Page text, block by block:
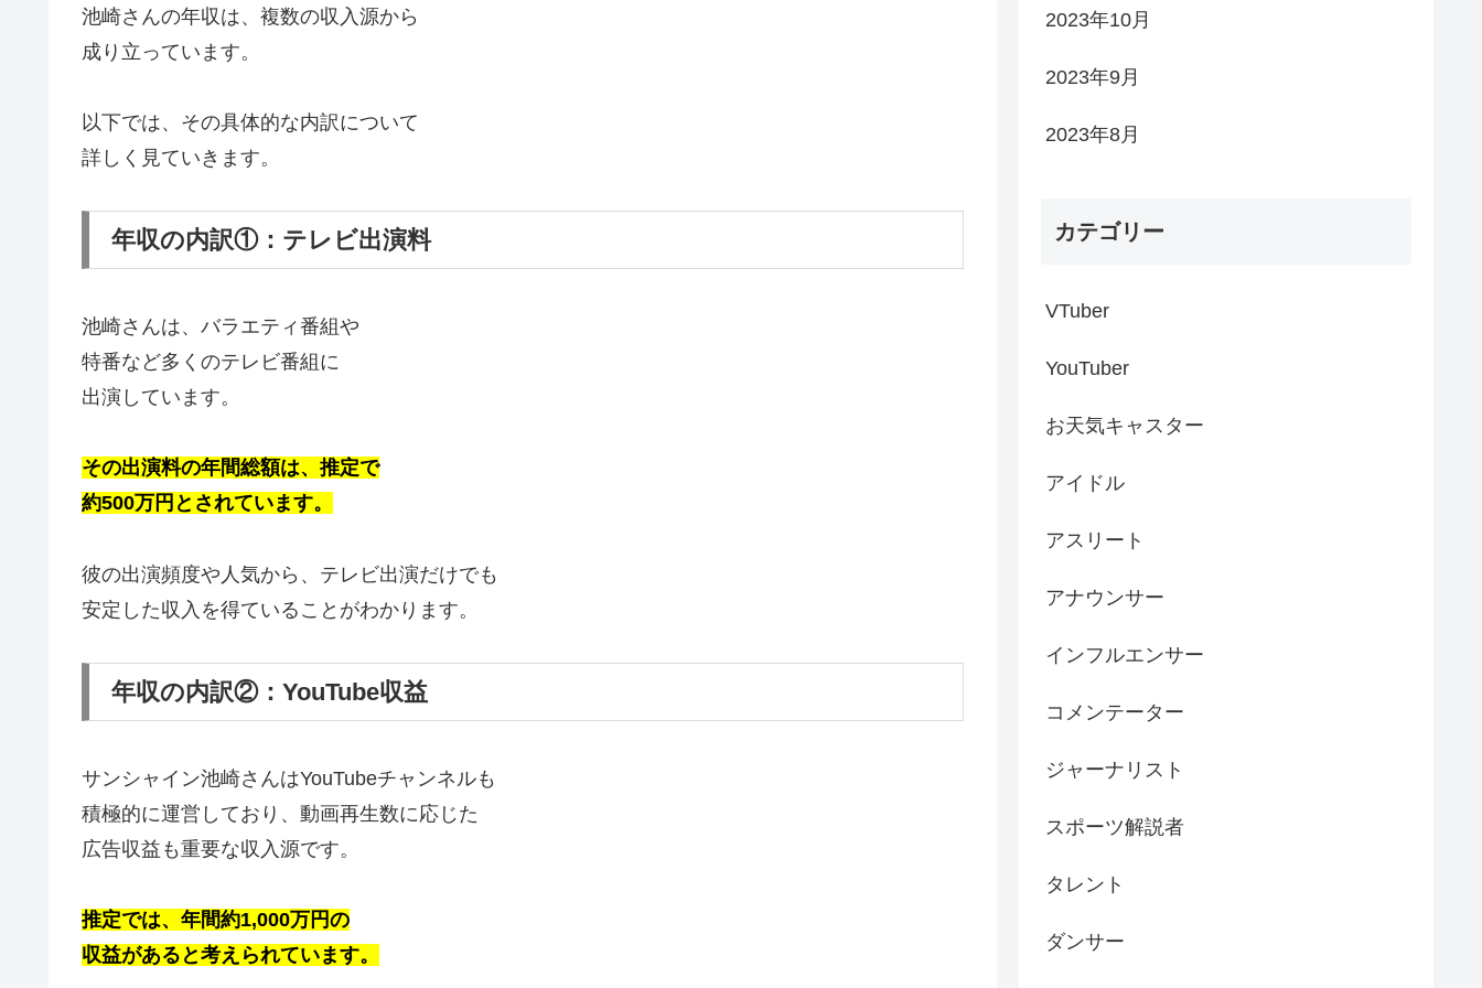
池崎さんの年収は、複数の収入源から
成り立っています。
以下では、その具体的な内訳について
詳しく見ていきます。
年収の内訳①：テレビ出演料
池崎さんは、バラエティ番組や
特番など多くのテレビ番組に
出演しています。
その出演料の年間総額は、推定で
約500万円とされています。
彼の出演頻度や人気から、テレビ出演だけでも
安定した収入を得ていることがわかります。
年収の内訳②：YouTube収益
サンシャイン池崎さんはYouTubeチャンネルも
積極的に運営しており、動画再生数に応じた
広告収益も重要な収入源です。
推定では、年間約1,000万円の
収益があると考えられています。
2023年10月
2023年9月
2023年8月
カテゴリー
VTuber
YouTuber
お天気キャスター
アイドル
アスリート
アナウンサー
インフルエンサー
コメンテーター
ジャーナリスト
スポーツ解説者
タレント
ダンサー